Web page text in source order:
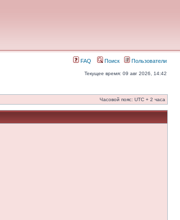
FAQ Поиск Пользователи
Текущее время: 09 авг 2026, 14:42
Часовой пояс: UTC + 2 часа